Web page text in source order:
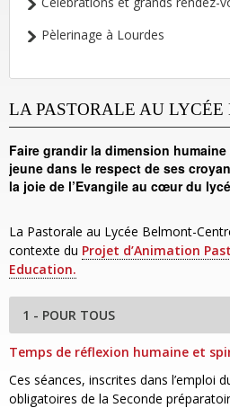
Pèlerinage à Lourdes
LA PASTORALE AU
Faire grandir la dimension
jeune dans le respect de ses
la joie de l’Evangile au cœur du
La Pastorale au Lycée Belmont-
contexte du Projet d’Animation
Education.
1 - POUR TOUS
Temps de réflexion humaine et
Ces séances, inscrites dans l’emploi
obligatoires de la Seconde